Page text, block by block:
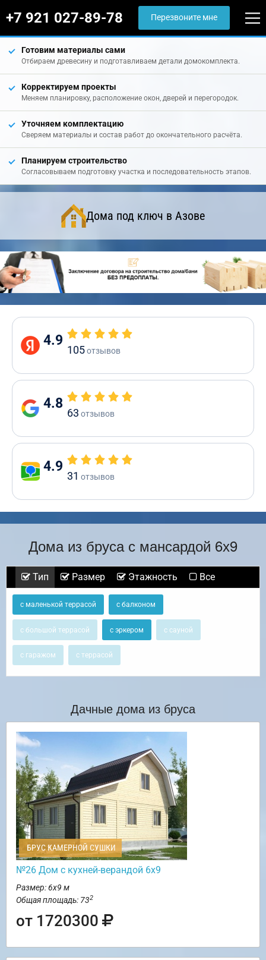
+7 921 027-89-78 Перезвоните мне
Готовим материалы сами
Отбираем древесину и подготавливаем детали домокомплекта.
Корректируем проекты
Меняем планировку, расположение окон, дверей и перегородок.
Уточняем комплектацию
Сверяем материалы и состав работ до окончательного расчёта.
Планируем строительство
Согласовываем подготовку участка и последовательность этапов.
Дома под ключ в Азове
4.9
105отзывов
4.8
63 отзывов
4.9
31 отзывов
Дома из бруса с мансардой 6х9
Тип Размер Этажность Все
с маленькой террасой с балконом
с большой террасой с эркером с сауной
с гаражом с террасой
Дачные дома из бруса
БРУС КАМЕРНОЙ СУШКИ
№26 Дом с кухней-верандой 6х9
Размер: 6х9 м
Общая площадь: 732
от 1720300